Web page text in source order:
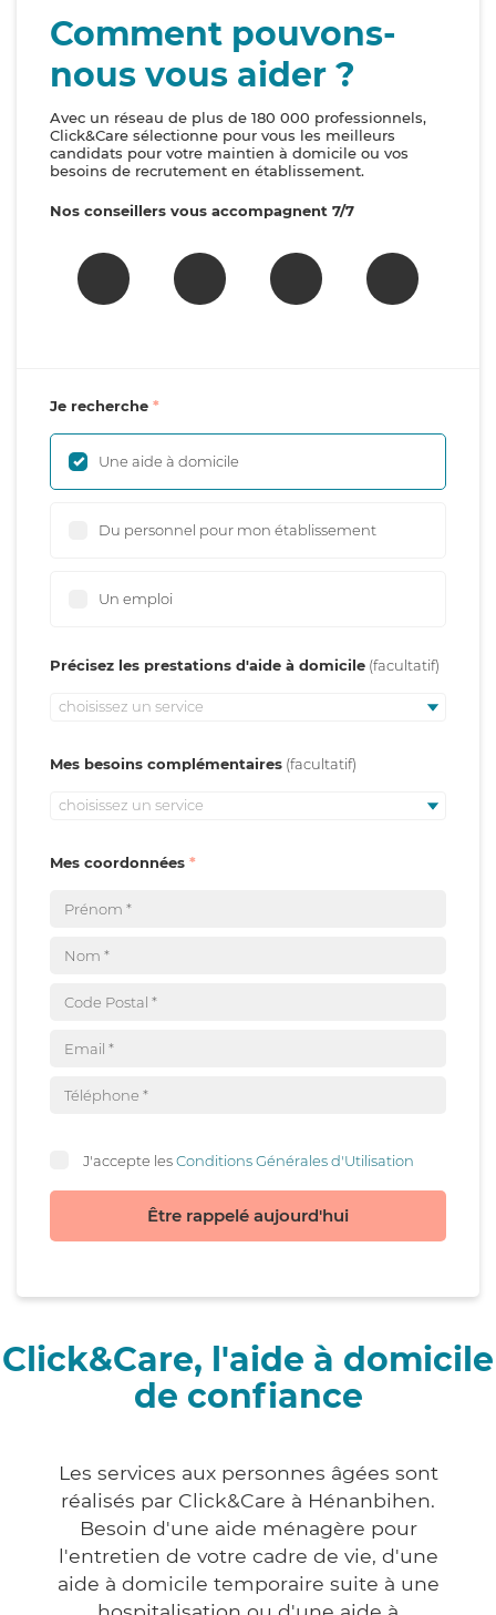
Comment pouvons-
nous vous aider ?
Avec un réseau de plus de 180 000 professionnels,
Click&Care sélectionne pour vous les meilleurs
candidats pour votre maintien à domicile ou vos
besoins de recrutement en établissement.
Nos conseillers vous accompagnent 7/7
Je recherche
Une aide à domicile
Du personnel pour mon établissement
Un emploi
Précisez les prestations d'aide à domicile
choisissez un service
Mes besoins complémentaires
choisissez un service
Mes coordonnées
J'accepte lesConditions Générales d'Utilisation
Être rappelé aujourd'hui
Click&Care, l'aide à domicile
de confiance
Les services aux personnes âgées sont
réalisés par Click&Care à Hénanbihen.
Besoin d'une aide ménagère pour
l'entretien de votre cadre de vie, d'une
aide à domicile temporaire suite à une